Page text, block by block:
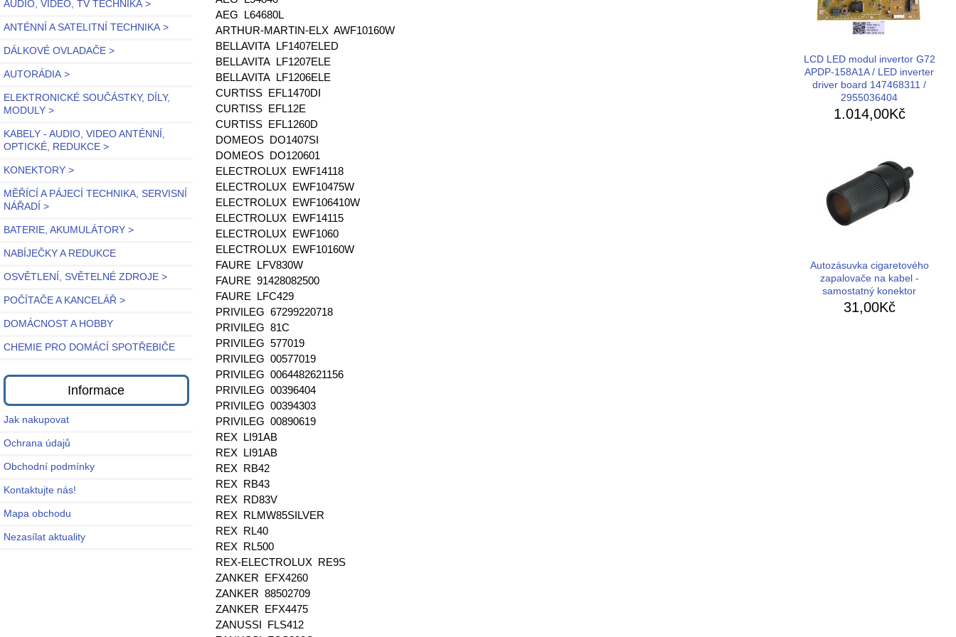
AUDIO, VIDEO, TV TECHNIKA >
ANTÉNNÍ A SATELITNÍ TECHNIKA >
DÁLKOVÉ OVLADAČE >
AUTORÁDIA >
ELEKTRONICKÉ SOUČÁSTKY, DÍLY,
MODULY >
KABELY - AUDIO, VIDEO ANTÉNNÍ,
OPTICKÉ, REDUKCE >
KONEKTORY >
MĚŘÍCÍ A PÁJECÍ TECHNIKA, SERVISNÍ
NÁŘADÍ >
BATERIE, AKUMULÁTORY >
NABÍJEČKY A REDUKCE
OSVĚTLENÍ, SVĚTELNÉ ZDROJE >
POČÍTAČE A KANCELÁŘ >
DOMÁCNOST A HOBBY
CHEMIE PRO DOMÁCÍ SPOTŘEBIČE
Informace
Jak nakupovat
Ochrana údajů
Obchodní podmínky
Kontaktujte nás!
Mapa obchodu
Nezasílat aktuality
AEG L64680L
ARTHUR-MARTIN-ELX AWF10160W
BELLAVITA LF1407ELED
BELLAVITA LF1207ELE
BELLAVITA LF1206ELE
CURTISS EFL1470DI
CURTISS EFL12E
CURTISS EFL1260D
DOMEOS DO1407SI
DOMEOS DO120601
ELECTROLUX EWF14118
ELECTROLUX EWF10475W
ELECTROLUX EWF106410W
ELECTROLUX EWF14115
ELECTROLUX EWF1060
ELECTROLUX EWF10160W
FAURE LFV830W
FAURE 91428082500
FAURE LFC429
PRIVILEG 67299220718
PRIVILEG 81C
PRIVILEG 577019
PRIVILEG 00577019
PRIVILEG 0064482621156
PRIVILEG 00396404
PRIVILEG 00394303
PRIVILEG 00890619
REX LI91AB
REX LI91AB
REX RB42
REX RB43
REX RD83V
REX RLMW85SILVER
REX RL40
REX RL500
REX-ELECTROLUX RE9S
ZANKER EFX4260
ZANKER 88502709
ZANKER EFX4475
ZANUSSI FLS412
LCD LED modul invertor G72
APDP-158A1A / LED inverter
driver board 147468311 /
2955036404
1.014,00Kč
Autozásuvka cigaretového
zapalovače na kabel -
samostatný konektor
31,00Kč